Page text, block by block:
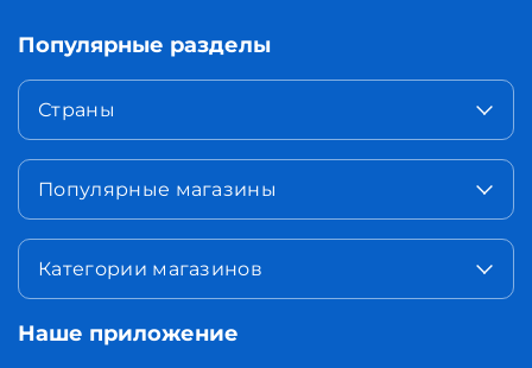
Популярные разделы
Страны
Популярные магазины
Категории магазинов
Наше приложение